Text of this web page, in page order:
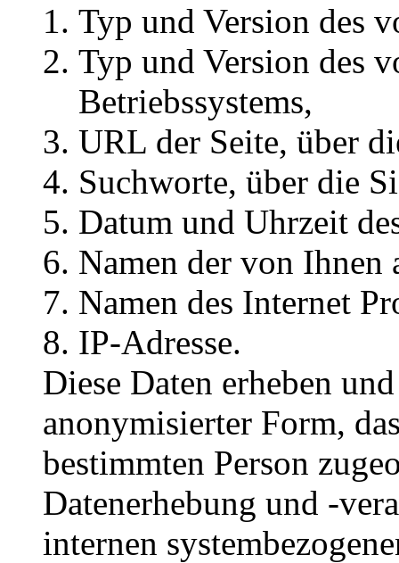
Typ und Version des
Typ und Version des
Betriebssystems,
URL der Seite, über
Suchworte, über die
Datum und Uhrzeit
Namen der von Ihnen
Namen des Internet
IP-Adresse.
Diese Daten erheben
anonymisierter Form,
bestimmten Person
Datenerhebung und -
internen